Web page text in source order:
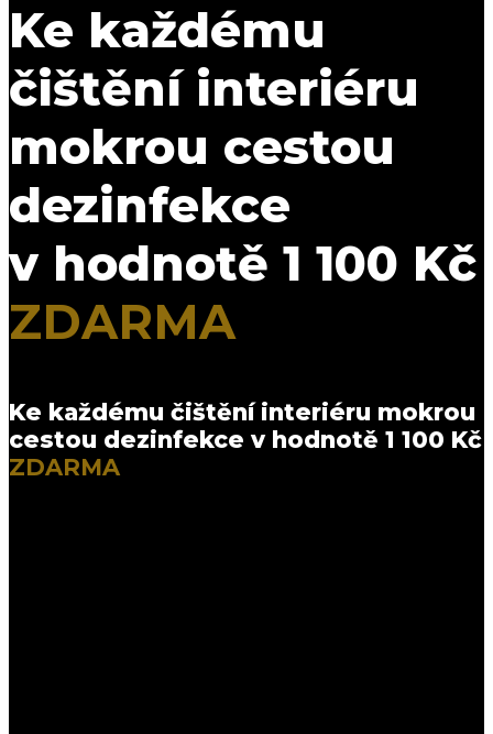
Ke každému
čištění interiéru
mokrou cestou
dezinfekce
v hodnotě 1 100 Kč
ZDARMA
Ke každému čištění interiéru mokrou
cestou dezinfekce v hodnotě 1 100 Kč
ZDARMA